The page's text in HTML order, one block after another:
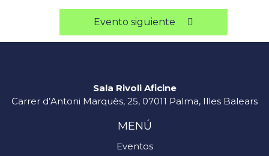
Evento siguiente
Sala Rivoli Aficine
Carrer d’Antoni Marquès, 25, 07011 Palma, Illes Balears
MENÚ
Eventos